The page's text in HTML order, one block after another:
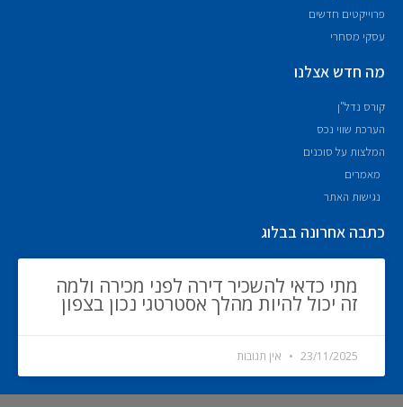
פרוייקטים חדשים
עסקי מסחרי
מה חדש אצלנו
קורס נדל"ן
הערכת שווי נכס
המלצות על סוכנים
מאמרים
נגישות האתר
כתבה אחרונה בבלוג
מתי כדאי להשכיר דירה לפני מכירה ולמה
זה יכול להיות מהלך אסטרטגי נכון בצפון
23/11/2025 אין תגובות